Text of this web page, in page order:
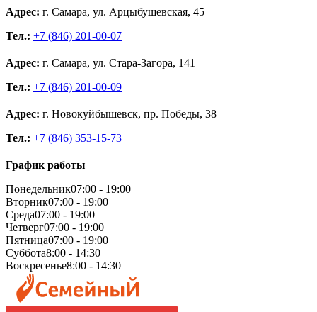
Адрес: г. Самара, ул. Арцыбушевская, 45
Тел.: +7 (846) 201-00-07
Адрес: г. Самара, ул. Стара-Загора, 141
Тел.: +7 (846) 201-00-09
Адрес: г. Новокуйбышевск, пр. Победы, 38
Тел.: +7 (846) 353-15-73
График работы
Понедельник07:00 - 19:00
Вторник07:00 - 19:00
Среда07:00 - 19:00
Четверг07:00 - 19:00
Пятница07:00 - 19:00
Суббота8:00 - 14:30
Воскресенье8:00 - 14:30